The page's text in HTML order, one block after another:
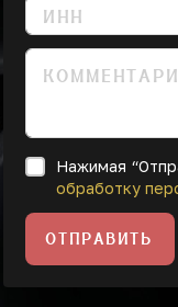
Нажимая
обработку
ОТПРАВИТЬ